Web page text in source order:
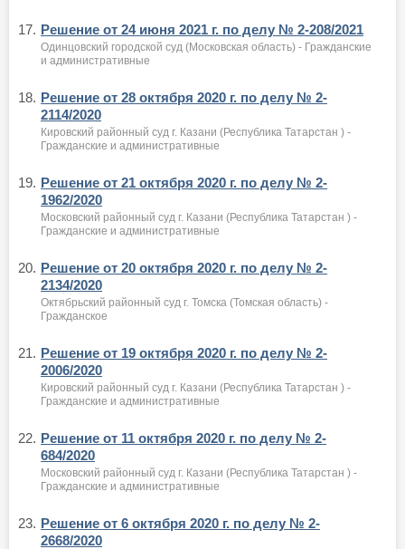
17. Решение от 24 июня 2021 г. по делу № 2-208/2021
Одинцовский городской суд (Московская область) - Гражданские
и административные
18. Решение от 28 октября 2020 г. по делу № 2-
2114/2020
Кировский районный суд г. Казани (Республика Татарстан ) -
Гражданские и административные
19. Решение от 21 октября 2020 г. по делу № 2-
1962/2020
Московский районный суд г. Казани (Республика Татарстан ) -
Гражданские и административные
20. Решение от 20 октября 2020 г. по делу № 2-
2134/2020
Октябрьский районный суд г. Томска (Томская область) -
Гражданское
21. Решение от 19 октября 2020 г. по делу № 2-
2006/2020
Кировский районный суд г. Казани (Республика Татарстан ) -
Гражданские и административные
22. Решение от 11 октября 2020 г. по делу № 2-
684/2020
Московский районный суд г. Казани (Республика Татарстан ) -
Гражданские и административные
23. Решение от 6 октября 2020 г. по делу № 2-
2668/2020